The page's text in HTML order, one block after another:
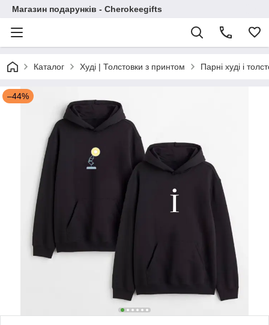
Магазин подарунків - Cherokeegifts
Каталог Худі | Толстовки з принтом Парні худі і
–44%